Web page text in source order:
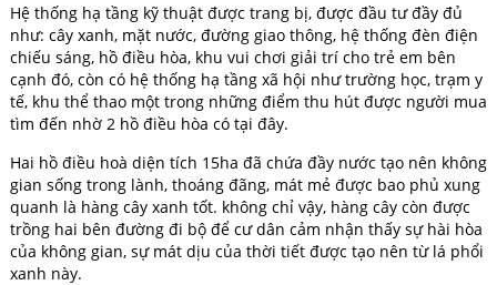
Hệ thống hạ tầng kỹ thuật được trang bị, được đầu tư đầy đủ
như: cây xanh, mặt nước, đường giao thông, hệ thống đèn điện
chiếu sáng, hồ điều hòa, khu vui chơi giải trí cho trẻ em bên
cạnh đó, còn có hệ thống hạ tầng xã hội như trường học, trạm y
tế, khu thể thao một trong những điểm thu hút được người mua
tìm đến nhờ 2 hồ điều hòa có tại đây.
Hai hồ điều hoà diện tích 15ha đã chứa đầy nước tạo nên không
gian sống trong lành, thoáng đãng, mát mẻ được bao phủ xung
quanh là hàng cây xanh tốt. không chỉ vậy, hàng cây còn được
trồng hai bên đường đi bộ để cư dân cảm nhận thấy sự hài hòa
của không gian, sự mát dịu của thời tiết được tạo nên từ lá phổi
xanh này.